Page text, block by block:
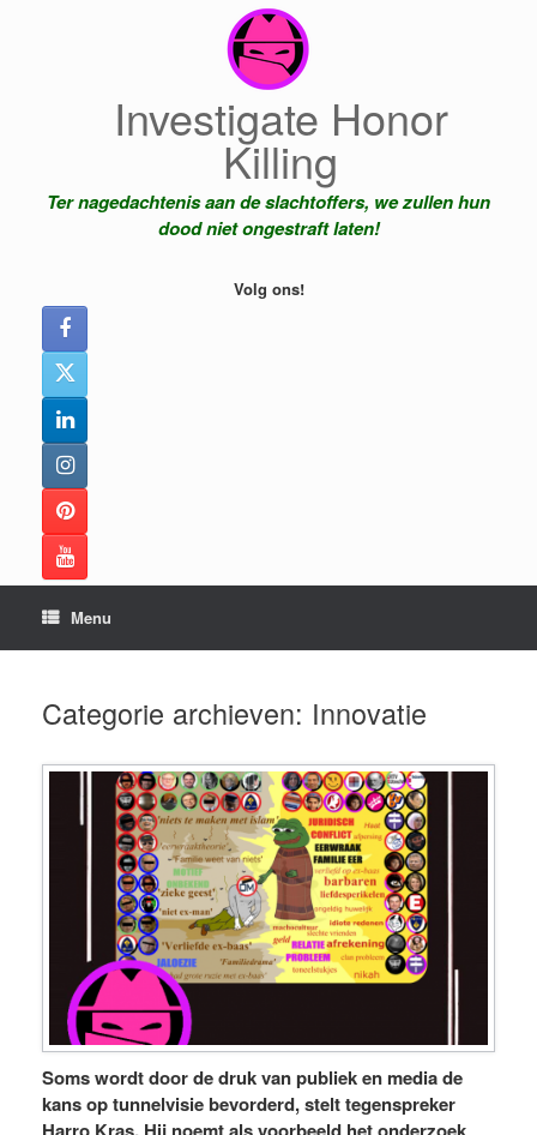
Investigate Honor
Killing
Ter nagedachtenis aan de slachtoffers, we zullen hun
dood niet ongestraft laten!
Volg ons!
Menu
Categorie archieven: Innovatie
Soms wordt door de druk van publiek en media de
kans op tunnelvisie bevorderd, stelt tegenspreker